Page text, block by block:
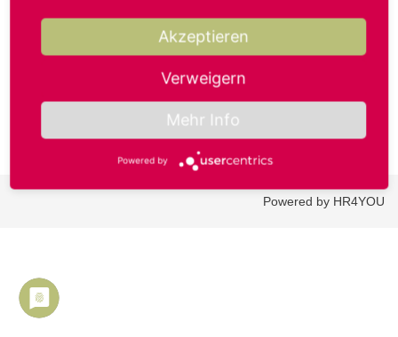
Passwort*
Powered by HR4YOU
Akzeptieren
Verweigern
Mehr Info
Powered by